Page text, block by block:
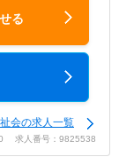
る
会の求人一覧
求人番号：9825538